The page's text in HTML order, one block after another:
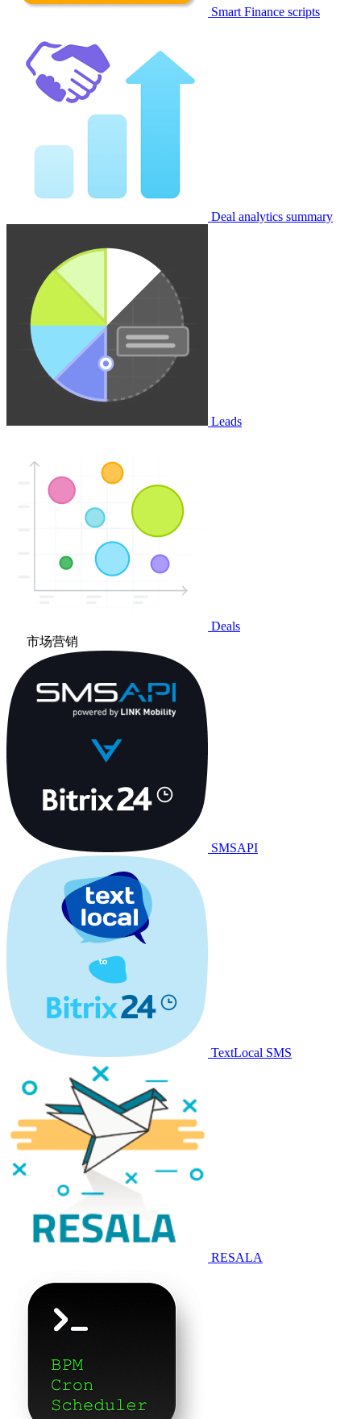
Smart Finance scripts
Deal analytics summary
Leads
Deals
市场营销
SMSAPI
TextLocal SMS
RESALA